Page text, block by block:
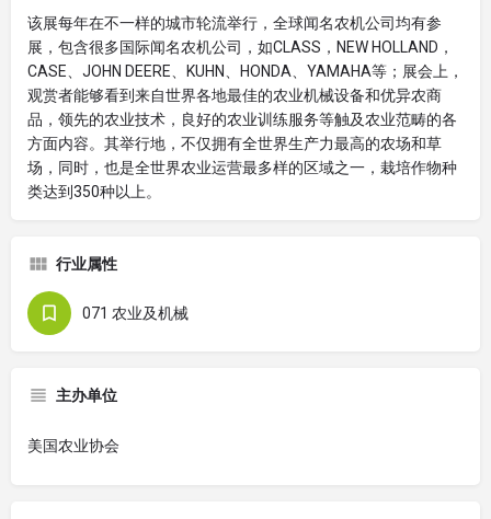
该展每年在不一样的城市轮流举行，全球闻名农机公司均有参
展，包含很多国际闻名农机公司，如CLASS，NEW HOLLAND，
CASE、JOHN DEERE、KUHN、HONDA、YAMAHA等；展会上，
观赏者能够看到来自世界各地最佳的农业机械设备和优异农商
品，领先的农业技术，良好的农业训练服务等触及农业范畴的各
方面内容。其举行地，不仅拥有全世界生产力最高的农场和草
场，同时，也是全世界农业运营最多样的区域之一，栽培作物种
类达到350种以上。
行业属性
071 农业及机械
主办单位
美国农业协会